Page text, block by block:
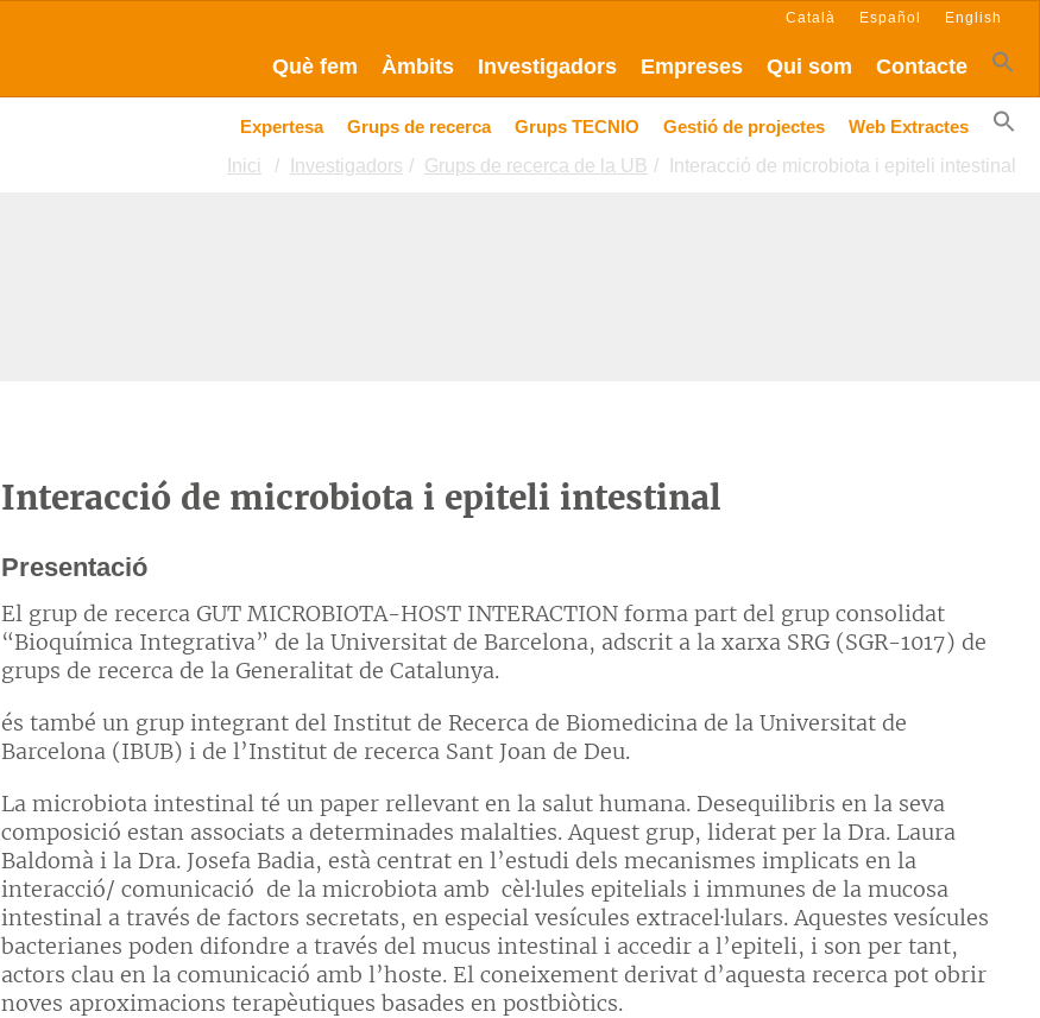
Què fem Àmbits Investigadors Empreses Qui som Contacte
Català Español English
Expertesa Grups de recerca Grups TECNIO Gestió de projectes
Web Extractes
Inici
Investigadors Grups de recerca de la UB Interacció de microbiota i epiteli intestinal
Interacció de microbiota i epiteli intestinal
Presentació
El grup de recerca GUT MICROBIOTA-HOST INTERACTION forma part del grup consolidat
“Bioquímica Integrativa” de la Universitat de Barcelona, adscrit a la xarxa SRG (SGR-1017) de
grups de recerca de la Generalitat de Catalunya.
és també un grup integrant del Institut de Recerca de Biomedicina de la Universitat de
Barcelona (IBUB) i de l’Institut de recerca Sant Joan de Deu.
La microbiota intestinal té un paper rellevant en la salut humana. Desequilibris en la seva
composició estan associats a determinades malalties. Aquest grup, liderat per la Dra. Laura
Baldomà i la Dra. Josefa Badia, està centrat en l’estudi dels mecanismes implicats en la
interacció/ comunicació de la microbiota amb cèl·lules epitelials i immunes de la mucosa
intestinal a través de factors secretats, en especial vesícules extracel·lulars. Aquestes vesícules
bacterianes poden difondre a través del mucus intestinal i accedir a l’epiteli, i son per tant,
actors clau en la comunicació amb l’hoste. El coneixement derivat d’aquesta recerca pot obrir
noves aproximacions terapèutiques basades en postbiòtics.